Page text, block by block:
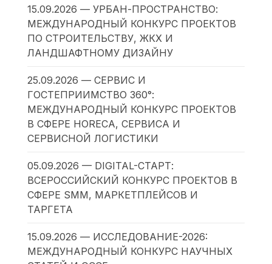
15.09.2026 — УРБАН-ПРОСТРАНСТВО:
МЕЖДУНАРОДНЫЙ КОНКУРС ПРОЕКТОВ
ПО СТРОИТЕЛЬСТВУ, ЖКХ И
ЛАНДШАФТНОМУ ДИЗАЙНУ
25.09.2026 — СЕРВИС И
ГОСТЕПРИИМСТВО 360°:
МЕЖДУНАРОДНЫЙ КОНКУРС ПРОЕКТОВ
В СФЕРЕ HORECA, СЕРВИСА И
СЕРВИСНОЙ ЛОГИСТИКИ
05.09.2026 — DIGITAL-СТАРТ:
ВСЕРОССИЙСКИЙ КОНКУРС ПРОЕКТОВ В
СФЕРЕ SMM, МАРКЕТПЛЕЙСОВ И
ТАРГЕТА
15.09.2026 — ИССЛЕДОВАНИЕ-2026:
МЕЖДУНАРОДНЫЙ КОНКУРС НАУЧНЫХ